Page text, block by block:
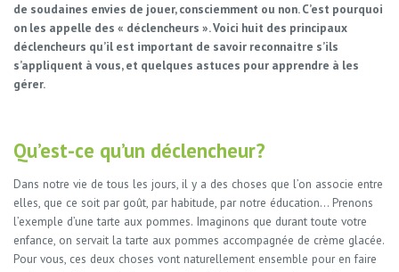
de soudaines envies de jouer, consciemment ou non. C’est pourquoi
on les appelle des « déclencheurs ». Voici huit des principaux
déclencheurs qu’il est important de savoir reconnaitre s’ils
s’appliquent à vous, et quelques astuces pour apprendre à les
gérer.
Qu’est-ce qu’un déclencheur?
Dans notre vie de tous les jours, il y a des choses que l’on associe entre
elles, que ce soit par goût, par habitude, par notre éducation… Prenons
l’exemple d’une tarte aux pommes. Imaginons que durant toute votre
enfance, on servait la tarte aux pommes accompagnée de crème glacée.
Pour vous, ces deux choses vont naturellement ensemble pour en faire